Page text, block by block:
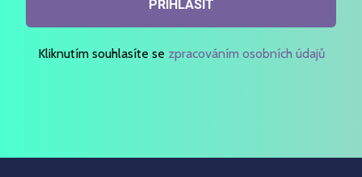
PŘIHLÁSIT
Kliknutím souhlasíte se zpracováním osobních údajů